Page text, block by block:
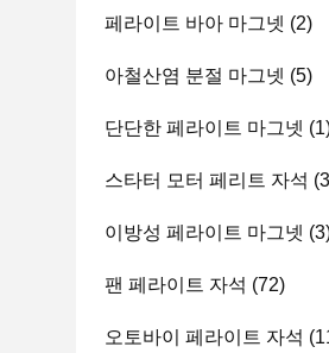
페라이트 바아 마그넷 (2)
아철산염 분절 마그넷 (5)
단단한 페라이트 마그넷
스타터 모터 페리트 자석
이방성 페라이트 마그넷
팬 페라이트 자석 (72)
오토바이 페라이트 자석